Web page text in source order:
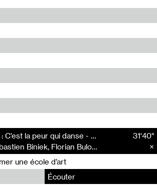
Nuit Blanche 2025 : C’est la peur qui danse - Continuité de revenus pour les artistes auteur·ices avec Jimmy Cintero
Jimmy Cintero, Sébastien Biniek, Florian Bulou Fezard, Elizabeth Hale
31'40"
une école d’art
Écouter